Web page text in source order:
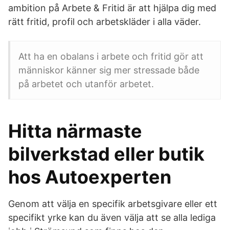
ambition på Arbete & Fritid är att hjälpa dig med
rätt fritid, profil och arbetskläder i alla väder.
Att ha en obalans i arbete och fritid gör att
människor känner sig mer stressade både
på arbetet och utanför arbetet.
Hitta närmaste
bilverkstad eller butik
hos Autoexperten
Genom att välja en specifik arbetsgivare eller ett
specifikt yrke kan du även välja att se alla lediga